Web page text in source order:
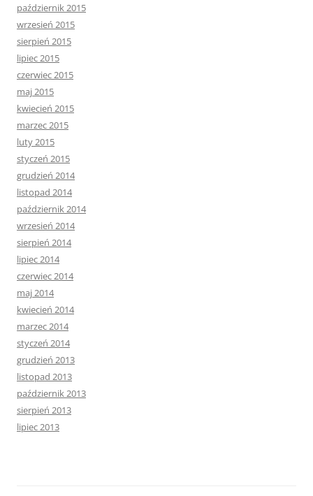
październik 2015
wrzesień 2015
sierpień 2015
lipiec 2015
czerwiec 2015
maj 2015
kwiecień 2015
marzec 2015
luty 2015
styczeń 2015
grudzień 2014
listopad 2014
październik 2014
wrzesień 2014
sierpień 2014
lipiec 2014
czerwiec 2014
maj 2014
kwiecień 2014
marzec 2014
styczeń 2014
grudzień 2013
listopad 2013
październik 2013
sierpień 2013
lipiec 2013